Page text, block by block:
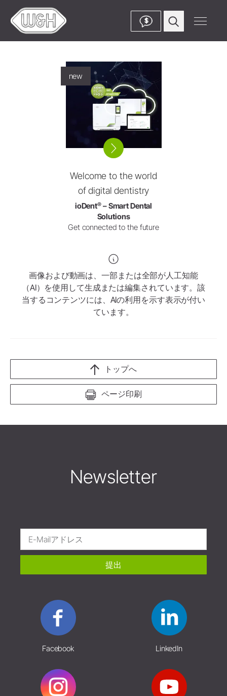
$
new
Welcome to the world
of digital dentistry
ioDent®– Smart Dental
Solutions
Get connected to the future
画像および動画は、一部または全部が人工知能
（AI）を使用して生成または編集されています。該
当するコンテンツには、AIの利用を示す表示が付い
ています。
ページ印刷
トップへ
Newsletter
提出
Facebook LinkedIn